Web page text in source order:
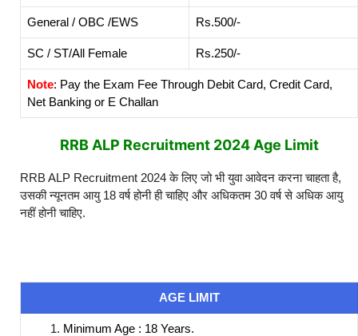
General / OBC /EWS Rs.500/-
SC / ST/All Female Rs.250/-
Note: Pay the Exam Fee Through Debit Card, Credit Card,
Net Banking or E Challan
RRB ALP Recruitment 2024 Age Limit
RRB ALP Recruitment 2024 के लिए जो भी युवा आवेदन करना चाहता है,
उसकी न्यूनतम आयु 18 वर्ष होनी ही चाहिए और अधिकतम 30 वर्ष से अधिक आयु
नहीं होनी चाहिए.
AGE LIMIT
Minimum Age : 18 Years.